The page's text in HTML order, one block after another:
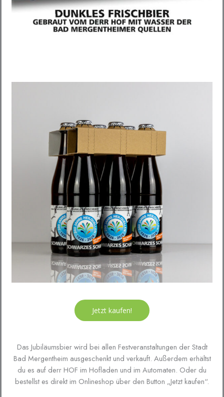
Jetzt kaufen!
Das Jubiläumsbier wird bei allen Festveranstaltungen der Stadt
Bad Mergentheim ausgeschenkt und verkauft. Außerdem erhältst
du es auf derr HOF im Hofladen und im Automaten. Oder du
bestellst es direkt im Onlineshop über den Button „Jetzt kaufen“.